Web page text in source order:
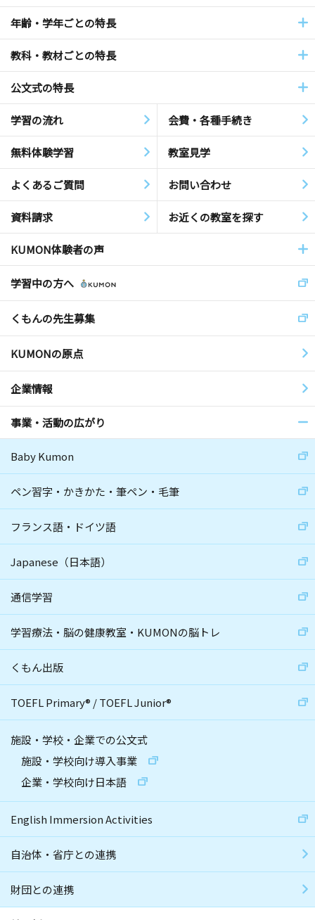
年齢・学年ごとの特長
教科・教材ごとの特長
公文式の特長
学習の流れ 会費・各種手続き
無料体験学習 教室見学
よくあるご質問 お問い合わせ
資料請求 お近くの教室を探す
KUMON体験者の声
学習中の方へ
くもんの先生募集
KUMONの原点
企業情報
事業・活動の広がり
Baby Kumon
ペン習字・かきかた・筆ペン・毛筆
フランス語・ドイツ語
Japanese（日本語）
通信学習
学習療法・脳の健康教室・KUMONの脳トレ
くもん出版
TOEFL Primary® /TOEFL Junior®
施設・学校・企業での公文式
施設・学校向け導入事業
企業・学校向け日本語
English Immersion Activities
自治体・省庁との連携
財団との連携